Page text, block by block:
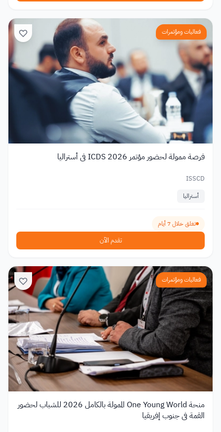
فعاليات ومؤتمرات
فرصة ممولة لحضور مؤتمر ICDS 2026 في أستراليا
ISSCD
أستراليا
تغلق خلال 7 أيام
تقدم الآن
فعاليات ومؤتمرات
منحة One Young World الممولة بالكامل 2026 للشباب لحضور
القمة في جنوب إفريقيا